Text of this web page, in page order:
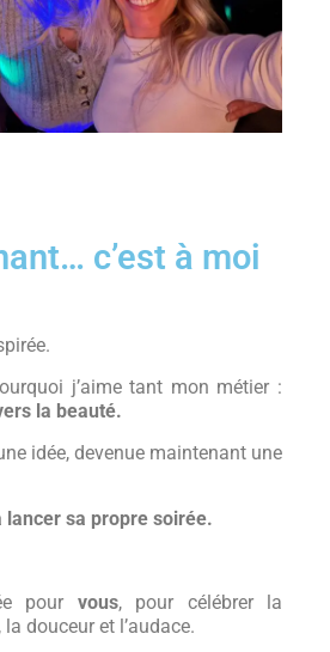
c’est à moi
j’aime tant mon métier :
la beauté.
idée, devenue maintenant une
lancer sa propre soirée.
pour vous, pour célébrer la
douceur et l’audace.